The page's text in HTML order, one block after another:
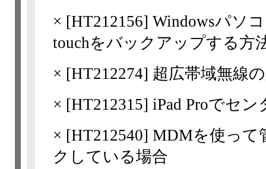
× [HT212156] Windowsパソ
touchをバックアップする方
× [HT212274] 超広帯域無線
× [HT212315] iPad Proでセ
× [HT212540] MDMを使って
クしている場合